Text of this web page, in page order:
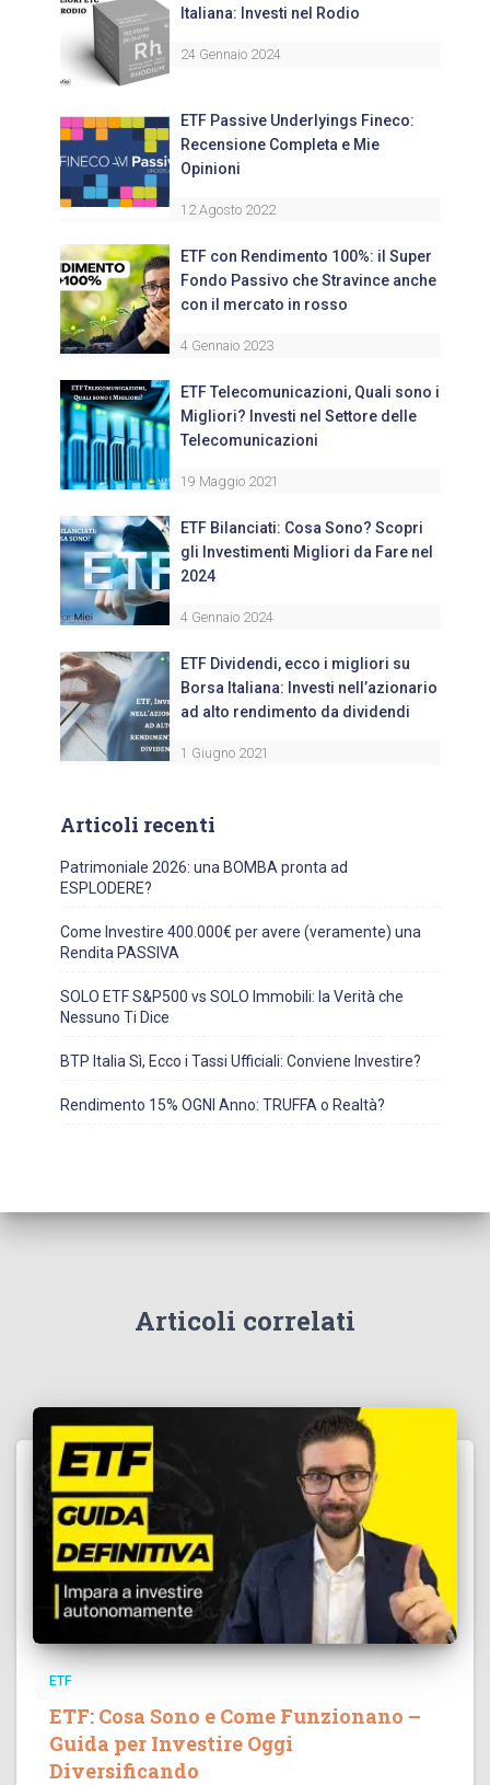
Italiana: Investi nel Rodio
24 Gennaio 2024
ETF Passive Underlyings Fineco:
Recensione Completa e Mie
Opinioni
12 Agosto 2022
ETF con Rendimento 100%: il Super
Fondo Passivo che Stravince anche
con il mercato in rosso
4 Gennaio 2023
ETF Telecomunicazioni, Quali sono i
Migliori? Investi nel Settore delle
Telecomunicazioni
19 Maggio 2021
ETF Bilanciati: Cosa Sono? Scopri
gli Investimenti Migliori da Fare nel
2024
4 Gennaio 2024
ETF Dividendi, ecco i migliori su
Borsa Italiana: Investi nell’azionario
ad alto rendimento da dividendi
1 Giugno 2021
Articoli recenti
Patrimoniale 2026: una BOMBA pronta ad
ESPLODERE?
Come Investire 400.000€ per avere (veramente) una
Rendita PASSIVA
SOLO ETF S&P500 vs SOLO Immobili: la Verità che
Nessuno Ti Dice
BTP Italia Sì, Ecco i Tassi Ufficiali: Conviene Investire?
Rendimento 15% OGNI Anno: TRUFFA o Realtà?
Articoli correlati
ETF
ETF: Cosa Sono e Come Funzionano –
Guida per Investire Oggi
Diversificando